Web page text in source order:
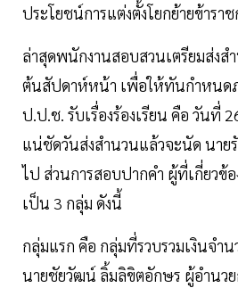
ประโยชน์การแต่งตั้งโยกย้ายข้ารา
ล่าสุดพนักงานสอบสวนเตรียมส่งส
ต้นสัปดาห์หน้า เพื่อให้ทันกำหนด
ป.ป.ช. รับเรื่องร้องเรียน คือ วันที่
แน่ชัดวันส่งสำนวนแล้วจะนัด นาย
ไป ส่วนการสอบปากคำ ผู้ที่เกี่ยวข้
เป็น 3 กลุ่ม ดังนี้
กลุ่มแรก คือ กลุ่มที่รวบรวมเงินจำ
นายชัยวัฒน์ ลิ้มลิขิตอักษร ผู้อำนว